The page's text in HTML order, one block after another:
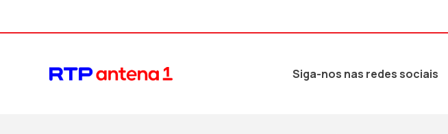
Siga-nos nas redes sociais